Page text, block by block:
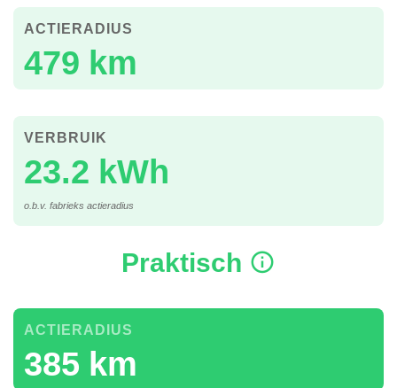
479 km
ACTIERADIUS
23.2 kWh
VERBRUIK
o.b.v. fabrieks actieradius
Praktisch
385 km
ACTIERADIUS